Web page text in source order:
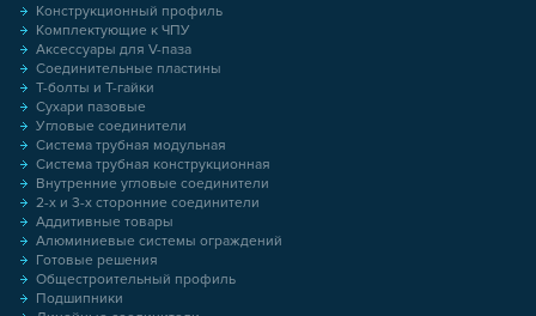
Конструкционный профиль
Комплектующие к ЧПУ
Аксессуары для V-паза
Соединительные пластины
Т-болты и Т-гайки
Сухари пазовые
Угловые соединители
Система трубная модульная
Система трубная конструкционная
Внутренние угловые соединители
2-х и 3-х сторонние соединители
Аддитивные товары
Алюминиевые системы ограждений
Готовые решения
Общестроительный профиль
Подшипники